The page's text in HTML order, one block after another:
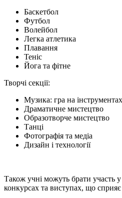
Баскетбол
Футбол
Волейбол
Легка атлетика
Плавання
Теніс
Йога та фітне
Творчі секції:
Музика: гра на
Драматичне мистецтво
Образотворче мистецтво
Танці
Фотографія та медіа
Дизайн і технології
Також учні можуть брати участь
конкурсах та виступах, що сприяє